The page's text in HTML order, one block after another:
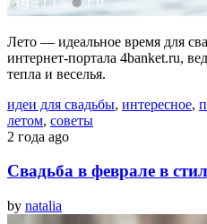
Лето — идеальное время для
интернет-портала 4banket.ru,
тепла и веселья.
идеи для свадьбы, интересное,
летом, советы
2 года ago
Свадьба в феврале в
by natalia